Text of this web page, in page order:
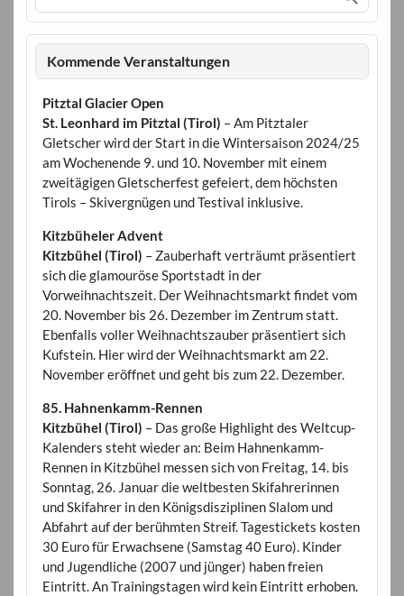
Kommende Veranstaltungen
Pitztal Glacier Open
St. Leonhard im Pitztal (Tirol) – Am Pitztaler
Gletscher wird der Start in die Wintersaison 2024/25
am Wochenende 9. und 10. November mit einem
zweitägigen Gletscherfest gefeiert, dem höchsten
Tirols – Skivergnügen und Testival inklusive.
Kitzbüheler Advent
Kitzbühel (Tirol) – Zauberhaft verträumt präsentiert
sich die glamouröse Sportstadt in der
Vorweihnachtszeit. Der Weihnachtsmarkt findet vom
20. November bis 26. Dezember im Zentrum statt.
Ebenfalls voller Weihnachtszauber präsentiert sich
Kufstein. Hier wird der Weihnachtsmarkt am 22.
November eröffnet und geht bis zum 22. Dezember.
85. Hahnenkamm-Rennen
Kitzbühel (Tirol) – Das große Highlight des Weltcup-
Kalenders steht wieder an: Beim Hahnenkamm-
Rennen in Kitzbühel messen sich von Freitag, 14. bis
Sonntag, 26. Januar die weltbesten Skifahrerinnen
und Skifahrer in den Königsdisziplinen Slalom und
Abfahrt auf der berühmten Streif. Tagestickets kosten
30 Euro für Erwachsene (Samstag 40 Euro). Kinder
und Jugendliche (2007 und jünger) haben freien
Eintritt. An Trainingstagen wird kein Eintritt erhoben.